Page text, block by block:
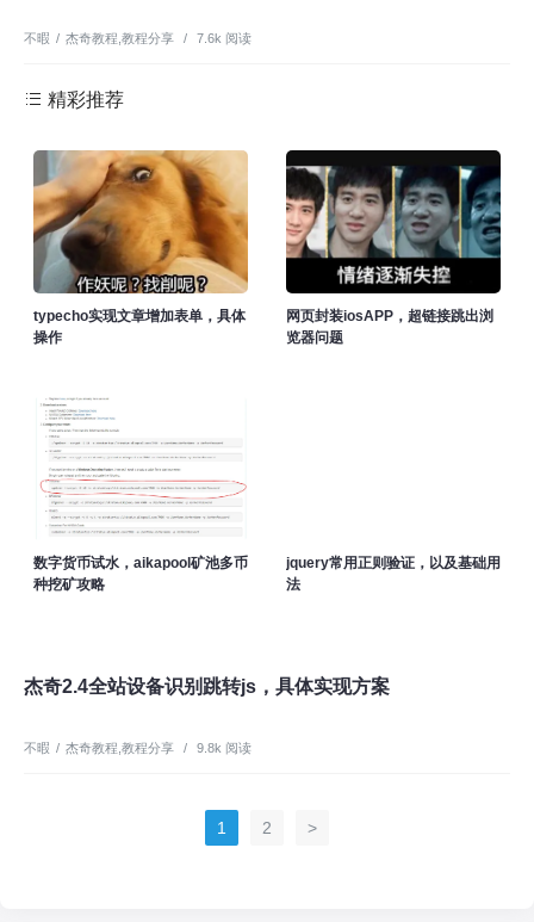
不暇 / 杰奇教程 教程分享 / 7.6k 阅读
精彩推荐
typecho实现文章增加表单，具体
操作
网页封装iosAPP，超链接跳出浏
览器问题
数字货币试水，aikapool矿池多币
种挖矿攻略
jquery常用正则验证，以及基础用
法
杰奇2.4全站设备识别跳转js，具体实现方案
不暇 / 杰奇教程 教程分享 / 9.8k 阅读
1 2 >